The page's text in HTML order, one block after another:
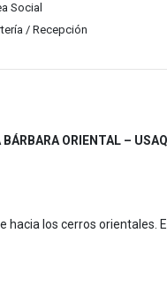
Social
/ Recepción
ORIENTAL –
hacia los cerros